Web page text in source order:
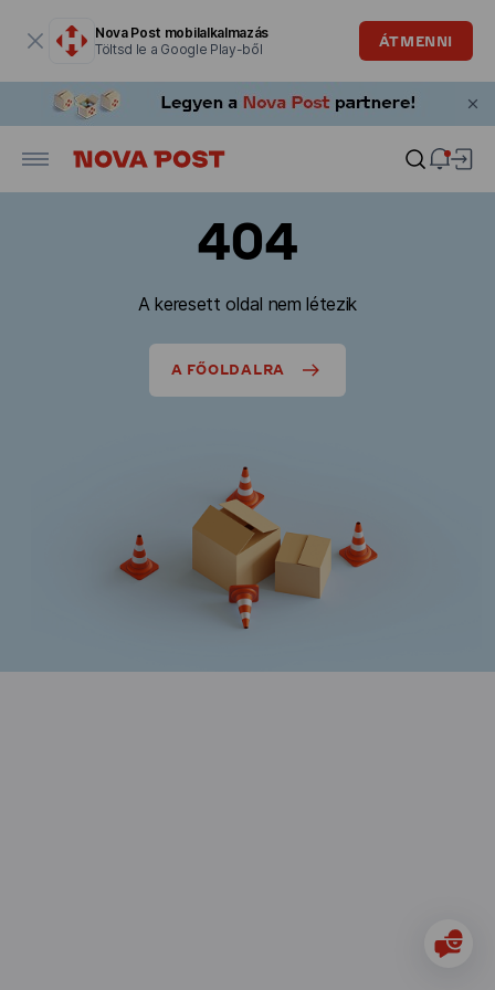
Nova Post mobilalkalmazás
Töltsd le a Google Play-ből
ÁTMENNI
404
A keresett oldal nem létezik
A FŐOLDALRA